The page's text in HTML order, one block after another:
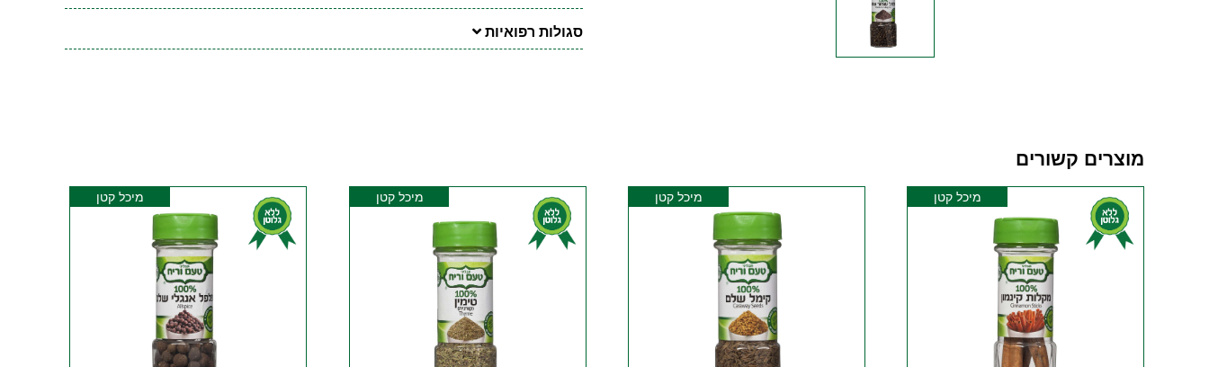
סגולות רפואיות
מוצרים קשורים
מיכל קטן מיכל קטן מיכל קטן מיכל קטן